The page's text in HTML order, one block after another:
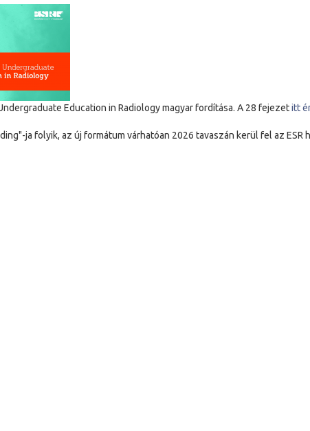
Education in Radiology magyar fordítása. A 28 fejezetitt
ja folyik, az új formátum várhatóan 2026 tavaszán kerül fel az ESR